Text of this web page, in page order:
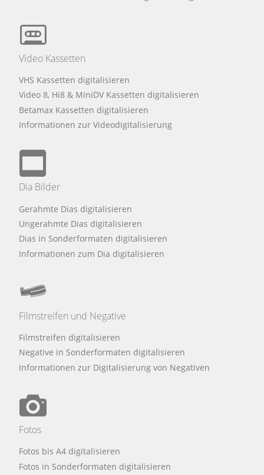
Video Kassetten
VHS Kassetten digitalisieren
Video 8, Hi8 & MiniDV Kassetten digitalisieren
Betamax Kassetten digitalisieren
Informationen zur Videodigitalisierung
Dia Bilder
Gerahmte Dias digitalisieren
Ungerahmte Dias digitalisieren
Dias in Sonderformaten digitalisieren
Informationen zum Dia digitalisieren
Filmstreifen und Negative
Filmstreifen digitalisieren
Negative in Sonderformaten digitalisieren
Informationen zur Digitalisierung von Negativen
Fotos
Fotos bis A4 digitalisieren
Fotos in Sonderformaten digitalisieren